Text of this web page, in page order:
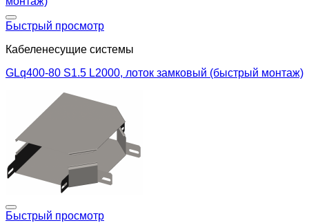
Быстрый просмотр
Кабеленесущие системы
GLq400-80 S1.5 L2000, лоток замковый (быстрый монтаж)
Быстрый просмотр